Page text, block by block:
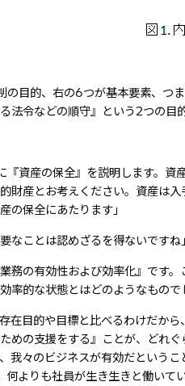
の目的、右の6つが基本要素、
法令などの順守』という2つの目
『資産の保全』を説明します。
財産とお考えください。資産は
の保全にあたります」
なことは認めざるを得ないですね」
務の有効性および効率化』です
率的な状態とはどのようなもので
存在目的や目標と比べるわけだか
めの支援をする』ことが、どれ
我々のビジネスが有効だという
よりも社員が生き生きと働いて